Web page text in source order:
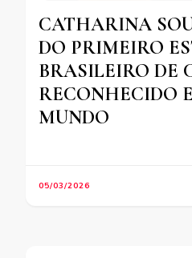
CATHARINA
DO PRIMEIRO
BRASILEIRO DE
RECONHECIDO
MUNDO
05/03/2026